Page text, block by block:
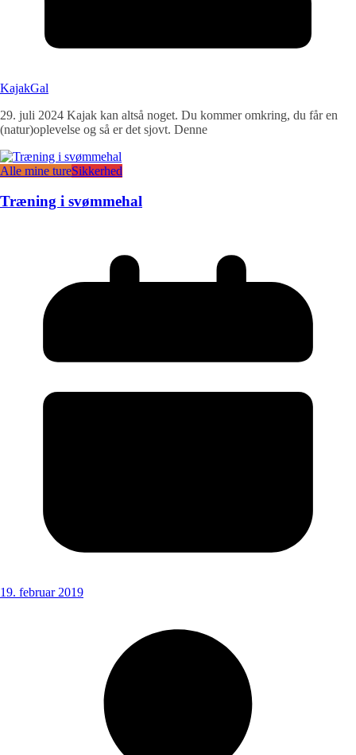
KajakGal
29. juli 2024 Kajak kan altså noget. Du kommer omkring, du får en
(natur)oplevelse og så er det sjovt. Denne
Alle mine tureSikkerhed
Træning i svømmehal
19. februar 2019